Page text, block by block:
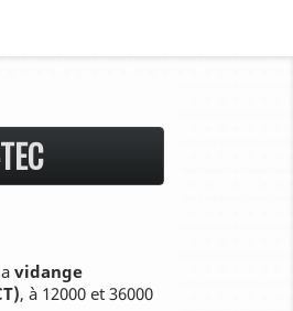
vidange
, à 12000 et 36000